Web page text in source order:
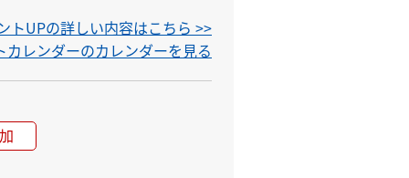
トUPの詳しい内容はこちら >>
カレンダーのカレンダーを見る